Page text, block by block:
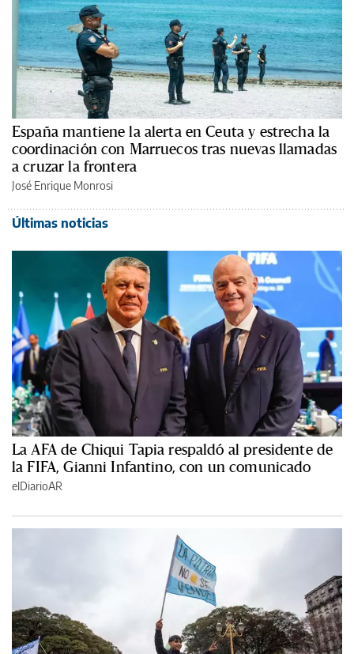
España mantiene la alerta en Ceuta y estrecha la
coordinación con Marruecos tras nuevas llamadas
a cruzar la frontera
José Enrique Monrosi
Últimas noticias
La AFA de Chiqui Tapia respaldó al presidente de
la FIFA, Gianni Infantino, con un comunicado
elDiarioAR